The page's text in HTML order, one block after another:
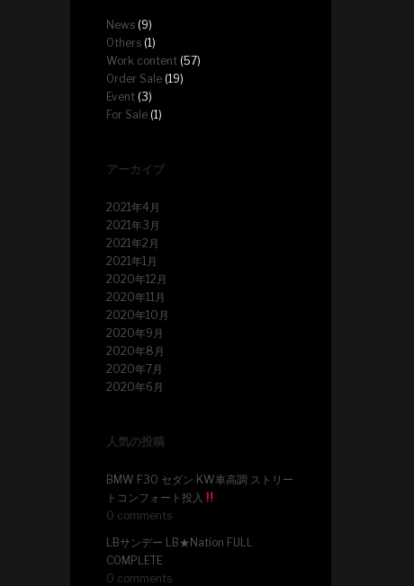
News (9)
Others (1)
Work content (57)
Order Sale (19)
Event (3)
For Sale (1)
アーカイブ
2021年4月
2021年3月
2021年2月
2021年1月
2020年12月
2020年11月
2020年10月
2020年9月
2020年8月
2020年7月
2020年6月
人気の投稿
BMW F30 セダン KW車高調 ストリー
トコンフォート投入
0 comments
LBサンデー LB★Nation FULL
COMPLETE
0 comments